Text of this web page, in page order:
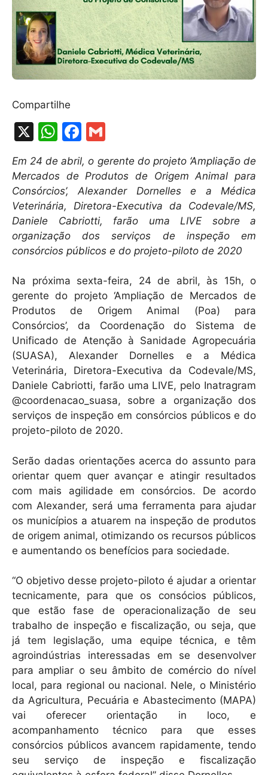
Compartilhe
X
W
at
s
A
p
p
F
a
c
e
b
o
o
ai
l
Em 24 de abril, o gerente do projeto ‘Ampliação de
Mercados de Produtos de Origem Animal para
Consórcios’, Alexander Dornelles e a Médica
Veterinária, Diretora-Executiva da Codevale/MS,
Daniele Cabriotti, farão uma LIVE sobre a
organização dos serviços de inspeção em
consórcios públicos e do projeto-piloto de 2020
Na próxima sexta-feira, 24 de abril, às 15h, o
gerente do projeto ‘Ampliação de Mercados de
Produtos de Origem Animal (Poa) para
Consórcios’, da Coordenação do Sistema de
Unificado de Atenção à Sanidade Agropecuária
(SUASA), Alexander Dornelles e a Médica
Veterinária, Diretora-Executiva da Codevale/MS,
Daniele Cabriotti, farão uma LIVE, pelo Inatragram
@coordenacao_suasa, sobre a organização dos
serviços de inspeção em consórcios públicos e do
projeto-piloto de 2020.
Serão dadas orientações acerca do assunto para
orientar quem quer avançar e atingir resultados
com mais agilidade em consórcios. De acordo
com Alexander, será uma ferramenta para ajudar
os municípios a atuarem na inspeção de produtos
de origem animal, otimizando os recursos públicos
e aumentando os benefícios para sociedade.
“O objetivo desse projeto-piloto é ajudar a orientar
tecnicamente, para que os consócios públicos,
que estão fase de operacionalização de seu
trabalho de inspeção e fiscalização, ou seja, que
já tem legislação, uma equipe técnica, e têm
agroindústrias interessadas em se desenvolver
para ampliar o seu âmbito de comércio do nível
local, para regional ou nacional. Nele, o Ministério
da Agricultura, Pecuária e Abastecimento (MAPA)
vai oferecer orientação in loco, e
acompanhamento técnico para que esses
consórcios públicos avancem rapidamente, tendo
seu serviço de inspeção e fiscalização